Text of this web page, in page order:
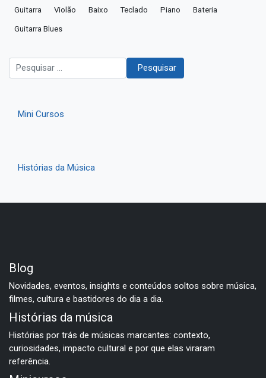
Guitarra Violão Baixo Teclado Piano Bateria
Guitarra Blues
Pesquisar Pesquisar
Mini Cursos
Histórias da Música
Blog
Novidades, eventos, insights e conteúdos soltos sobre música,
filmes, cultura e bastidores do dia a dia.
Histórias da música
Histórias por trás de músicas marcantes: contexto,
curiosidades, impacto cultural e por que elas viraram
referência.